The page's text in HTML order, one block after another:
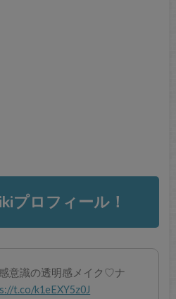
プロフィール！
意識の透明感メイク♡ナ
t.co/k1eEXY5z0J